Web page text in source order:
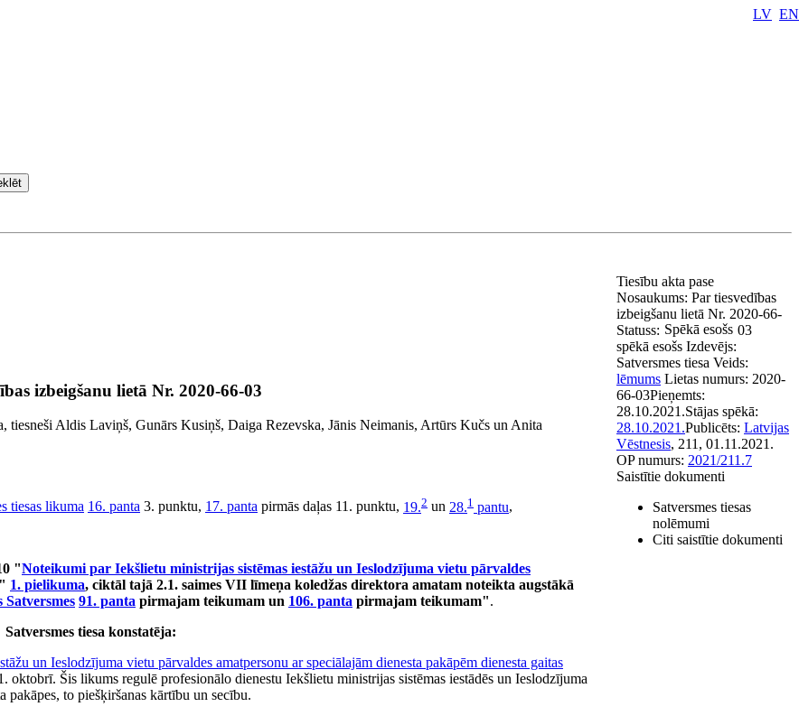
LV EN
izbeigšanu lietā Nr. 2020-66-03
tiesneši Aldis Laviņš, Gunārs Kusiņš, Daiga Rezevska, Jānis Neimanis, Artūrs Kučs un Anita
tiesas likuma 16. panta 3. punktu, 17. panta pirmās daļas 11. punktu, 19.2 un 28.1 pantu,
"Noteikumi par Iekšlietu ministrijas sistēmas iestāžu un Ieslodzījuma vietu pārvaldes
" 1. pielikuma, ciktāl tajā 2.1. saimes VII līmeņa koledžas direktora amatam noteikta augstākā
91. panta pirmajam teikumam un 106. panta pirmajam teikumam".
Satversmes tiesa konstatēja:
un Ieslodzījuma vietu pārvaldes amatpersonu ar speciālajām dienesta pakāpēm dienesta gaitas
oktobrī. Šis likums regulē profesionālo dienestu Iekšlietu ministrijas sistēmas iestādēs un Ieslodzījuma
pakāpes, to piešķiršanas kārtību un secību.
Tiesību akta pase
Nosaukums: Par tiesvedības
izbeigšanu lietā Nr. 2020-66-
03
Statuss: Spēkā esošs
spēkā esošs Izdevējs:
Satversmes tiesa Veids:
lēmums Lietas numurs: 2020-
66-03Pieņemts:
28.10.2021.Stājas spēkā:
28.10.2021.Publicēts: Latvijas
Vēstnesis, 211, 01.11.2021.
OP numurs: 2021/211.7
Saistītie dokumenti
Satversmes tiesas
nolēmumi
Citi saistītie dokumenti